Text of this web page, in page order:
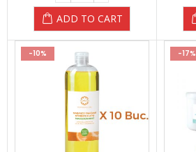
ADD TO CART
-10% -17%